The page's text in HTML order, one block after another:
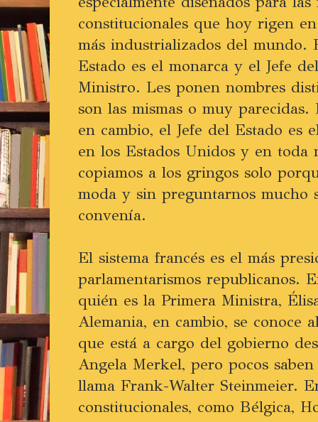
constitucionales que hoy rigen
más industrializados del mundo.
Estado es el monarca y el Jefe
Ministro. Les ponen nombres
son las mismas o muy parecidas.
en cambio, el Jefe del Estado es
en los Estados Unidos y en toda
copiamos a los gringos solo
moda y sin preguntarnos mucho
convenía.
El sistema francés es el más
parlamentarismos republicanos.
quién es la Primera Ministra,
Alemania, en cambio, se conoce
que está a cargo del gobierno
Angela Merkel, pero pocos
llama Frank-Walter Steinmeier.
constitucionales, como Bélgica,